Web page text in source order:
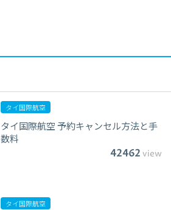
タイ国際航空
タイ国際航空 予約キャンセル方法と手
数料
42462 view
タイ国際航空